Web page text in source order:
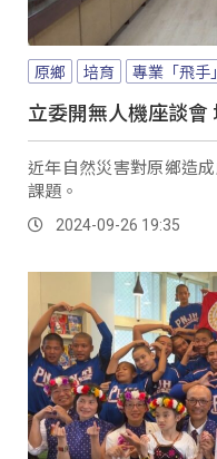
原鄉 培育 專業「飛手」
立委開無人機座談會
近年自然災害對原鄉造
課題。
2024-09-26 19:35